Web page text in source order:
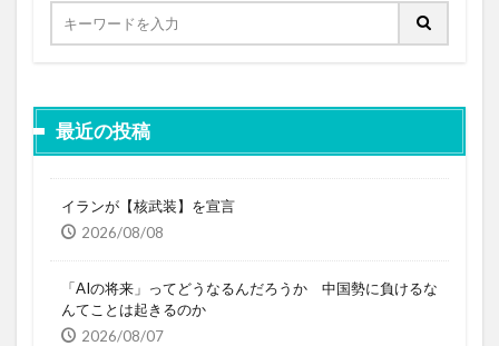
最近の投稿
イランが【核武装】を宣言
2026/08/08
「AIの将来」ってどうなるんだろうか 中国勢に負けるな
んてことは起きるのか
2026/08/07